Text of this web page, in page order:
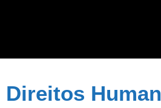
Direitos